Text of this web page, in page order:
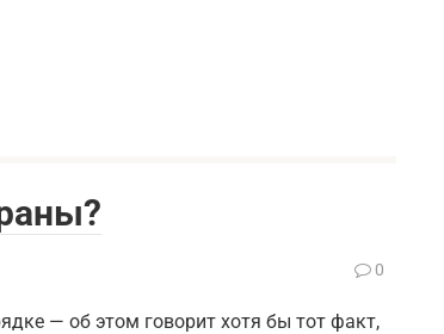
0
— об этом говорит хотя бы тот факт,